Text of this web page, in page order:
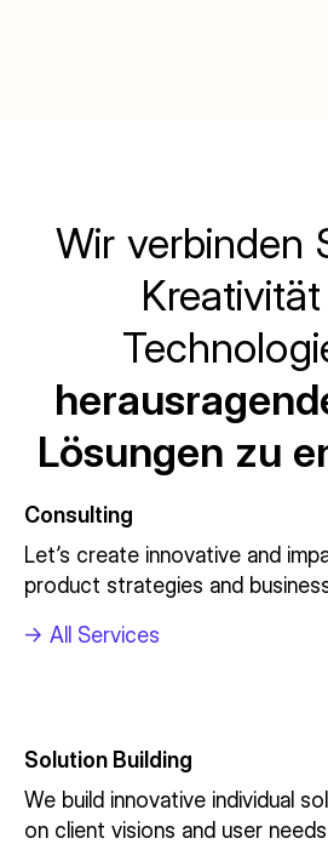
Wir verbinden
Lösungen zu
Consulting
Let’s create innovative and
product strategies and
-> All Services
Solution Building
We build innovative individual
on client visions and user